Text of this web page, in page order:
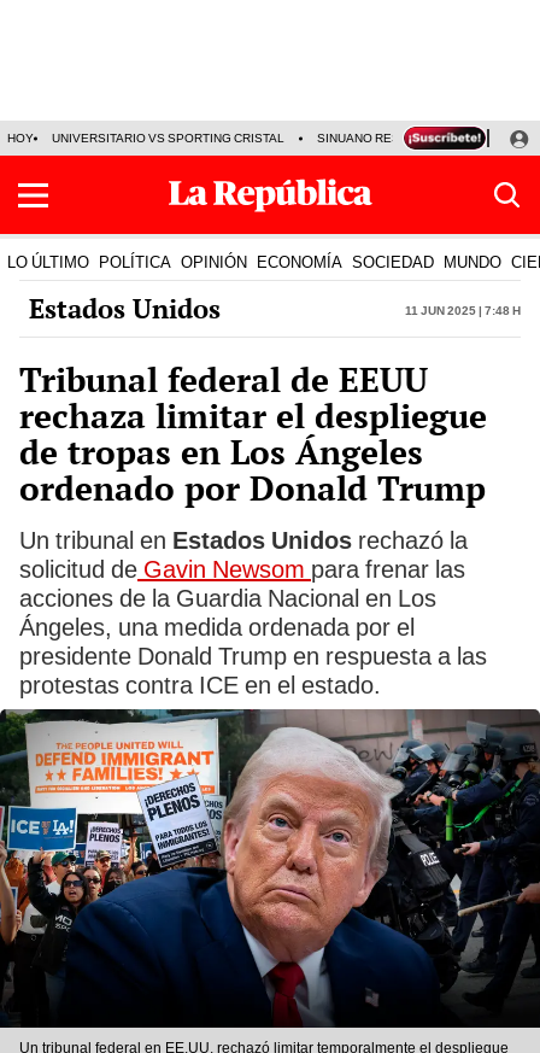
HOY UNIVERSITARIO VS SPORTING CRISTAL SINUANO RESULTADOS HOY
LO ÚLTIMO POLÍTICA OPINIÓN ECONOMÍA SOCIEDAD MUNDO
Estados Unidos 11 Jun 2025 | 7:48 h
Tribunal federal de EEUU
rechaza limitar el despliegue
de tropas en Los Ángeles
ordenado por Donald Trump
Un tribunal en Estados Unidos rechazó la
solicitud de Gavin Newsom para frenar las
acciones de la Guardia Nacional en Los
Ángeles, una medida ordenada por el
presidente Donald Trump en respuesta a las
protestas contra ICE en el estado.
Un tribunal federal en EE.UU. rechazó limitar temporalmente el despliegue